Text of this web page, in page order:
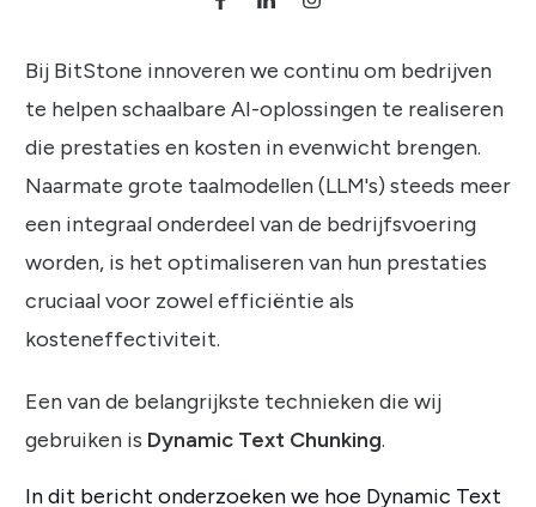
Bij BitStone innoveren we continu om bedrijven
te helpen schaalbare AI-oplossingen te realiseren
die prestaties en kosten in evenwicht brengen.
Naarmate grote taalmodellen (LLM's) steeds meer
een integraal onderdeel van de bedrijfsvoering
worden, is het optimaliseren van hun prestaties
cruciaal voor zowel efficiëntie als
kosteneffectiviteit.
Een van de belangrijkste technieken die wij
gebruiken is Dynamic Text Chunking.
In dit bericht onderzoeken we hoe Dynamic Text